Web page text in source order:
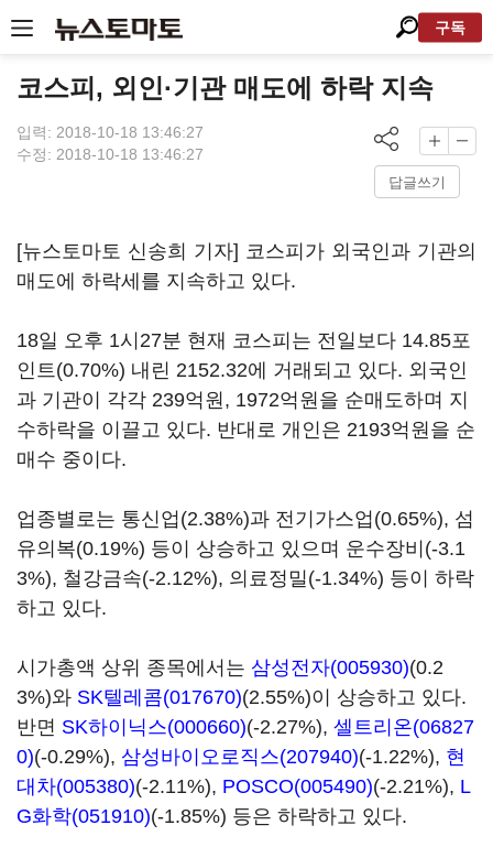
구독
코스피, 외인·기관 매도에 하락 지속
입력: 2018-10-18 13:46:27
수정: 2018-10-18 13:46:27
답글쓰기
[뉴스토마토 신송희 기자] 코스피가 외국인과 기관의
매도에 하락세를 지속하고 있다.
18일 오후 1시27분 현재 코스피는 전일보다 14.85포
인트(0.70%) 내린 2152.32에 거래되고 있다. 외국인
과 기관이 각각 239억원, 1972억원을 순매도하며 지
수하락을 이끌고 있다. 반대로 개인은 2193억원을 순
매수 중이다.
업종별로는 통신업(2.38%)과 전기가스업(0.65%), 섬
유의복(0.19%) 등이 상승하고 있으며 운수장비(-3.1
3%), 철강금속(-2.12%), 의료정밀(-1.34%) 등이 하락
하고 있다.
시가총액 상위 종목에서는 삼성전자(005930)(0.2
3%)와 SK텔레콤(017670)(2.55%)이 상승하고 있다.
반면 SK하이닉스(000660)(-2.27%), 셀트리온(06827
0)(-0.29%), 삼성바이오로직스(207940)(-1.22%), 현
대차(005380)(-2.11%), POSCO(005490)(-2.21%), L
G화학(051910)(-1.85%) 등은 하락하고 있다.